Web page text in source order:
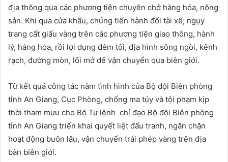
địa thông qua các phương tiện chuyên chở hàng hóa, nông
sản. Khi qua cửa khẩu, chúng tiến hành đổi tài xế; ngụy
trang cất giấu vàng trên các phương tiện giao thông, hành
lý, hàng hóa, rồi lợi dụng đêm tối, địa hình sông ngòi, kênh
rạch, đường mòn, lối mở để vận chuyển qua biên giới.
Từ kết quả công tác nắm tình hình của Bộ đội Biên phòng
tỉnh An Giang, Cục Phòng, chống ma túy và tội phạm kịp
thời tham mưu cho Bộ Tư lệnh chỉ đạo Bộ đội Biên phòng
tỉnh An Giang triển khai quyết liệt đấu tranh, ngăn chặn
hoạt động buôn lậu, vận chuyển trái phép vàng trên địa
bàn biên giới.